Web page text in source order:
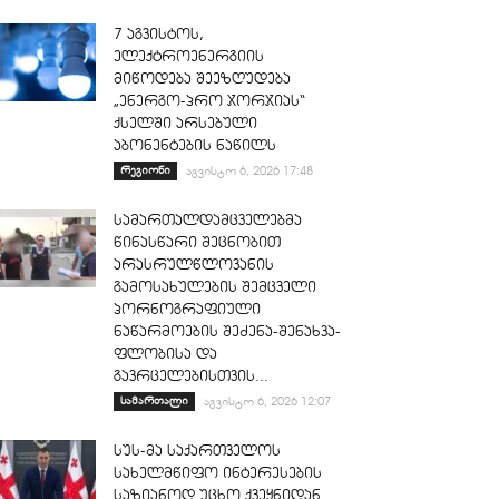
7 აგვისტოს,
ელექტროენერგიის
მიწოდება შეეზღუდება
„ენერგო-პრო ჯორჯიას“
ქსელში არსებული
აბონენტების ნაწილს
რეგიონი აგვისტო 6, 2026 17:48
სამართალდამცველებმა
წინასწარი შეცნობით
არასრულწლოვანის
გამოსახულების შემცველი
პორნოგრაფიული
ნაწარმოების შეძენა-შენახვა-
ფლობისა და
გავრცელებისთვის...
სამართალი აგვისტო 6, 2026 12:07
სუს-მა საქართველოს
სახელმწიფო ინტერესების
საზიანოდ უცხო ქვეყნიდან